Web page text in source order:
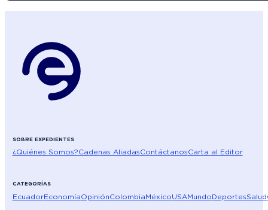
SOBRE EXPEDIENTES
¿Quiénes Somos?Cadenas AliadasContáctanosCarta al Editor
CATEGORÍAS
EcuadorEconomíaOpiniónColombiaMéxicoUSAMundoDeportesSalud